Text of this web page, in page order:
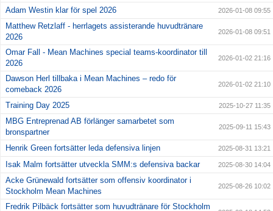
Adam Westin klar för spel 2026 2026-01-08 09:55
Matthew Retzlaff - herrlagets assisterande huvudtränare
2026
2026-01-08 09:51
Omar Fall - Mean Machines special teams-koordinator till
2026
2026-01-02 21:16
Dawson Herl tillbaka i Mean Machines – redo för
comeback 2026
2026-01-02 21:10
Training Day 2025 2025-10-27 11:35
MBG Entreprenad AB förlänger samarbetet som
bronspartner
2025-09-11 15:43
Henrik Green fortsätter leda defensiva linjen 2025-08-31 13:21
Isak Malm fortsätter utveckla SMM:s defensiva backar 2025-08-30 14:04
Acke Grünewald fortsätter som offensiv koordinator i
Stockholm Mean Machines
2025-08-26 10:02
Fredrik Pilbäck fortsätter som huvudtränare för Stockholm